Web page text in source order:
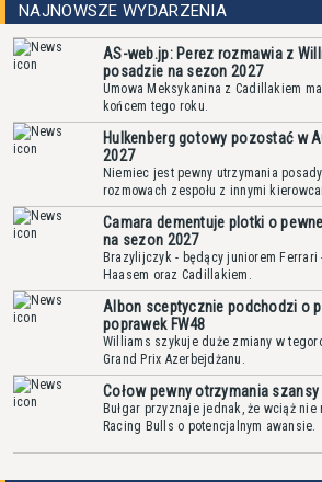
NAJNOWSZE WYDARZENIA
AS-web.jp: Perez rozmawia z
posadzie na sezon 2027
Umowa Meksykanina z Cadillakiem
końcem tego roku.
Hulkenberg gotowy pozostać w
2027
Niemiec jest pewny utrzymania
rozmowach zespołu z innymi
Camara dementuje plotki o
na sezon 2027
Brazylijczyk - będący juniorem Ferrari
Haasem oraz Cadillakiem.
Albon sceptycznie podchodzi o
poprawek FW48
Williams szykuje duże zmiany w
Grand Prix Azerbejdżanu.
Cołow pewny otrzymania szansy
Bułgar przyznaje jednak, że wciąż nie
Racing Bulls o potencjalnym awansie.